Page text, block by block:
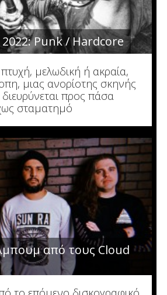
Punk / Hardcore
μελωδική ή ακραία,
μιας ανορίοτης σκηνής
διευρύνεται προς πάσα
σταματημό
από τους Cloud